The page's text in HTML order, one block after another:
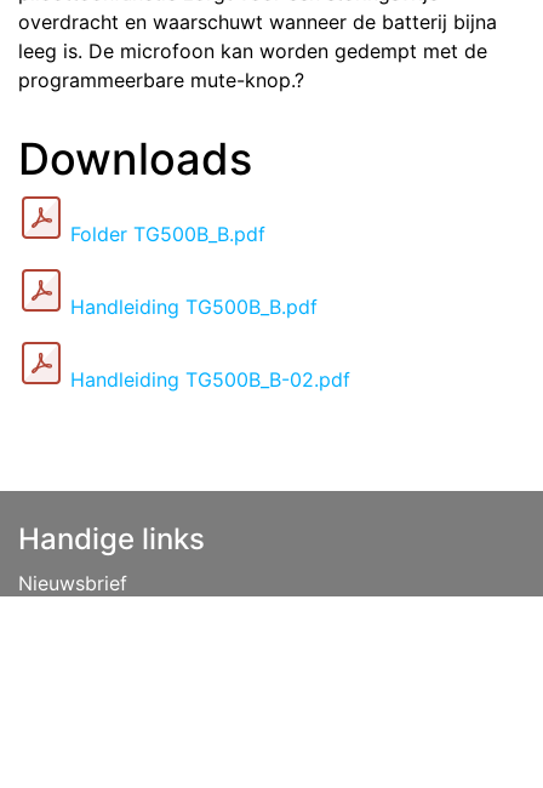
overdracht en waarschuwt wanneer de batterij bijna
leeg is. De microfoon kan worden gedempt met de
programmeerbare mute-knop.?
Downloads
Folder TG500B_B.pdf
Handleiding TG500B_B.pdf
Handleiding TG500B_B-02.pdf
Handige links
Nieuwsbrief